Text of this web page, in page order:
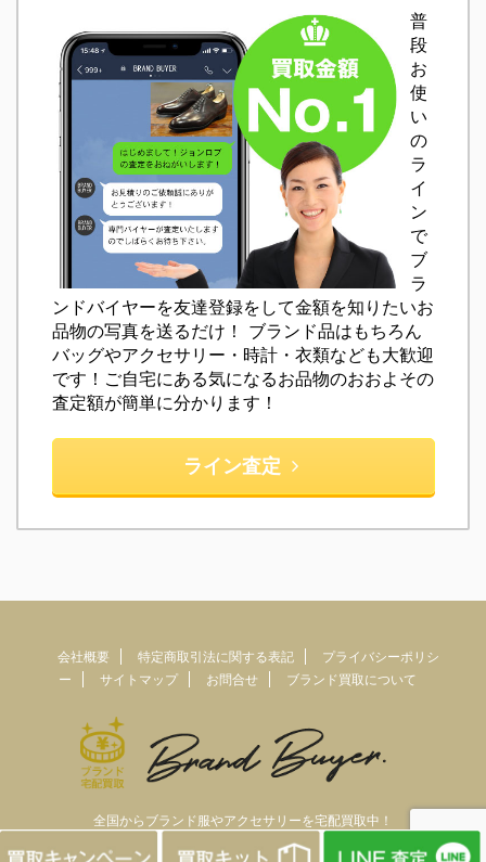
普
段
お
使
い
の
ラ
イ
ン
で
ブ
ラ
ンドバイヤーを友達登録をして金額を知りたいお
品物の写真を送るだけ！ ブランド品はもちろん
バッグやアクセサリー・時計・衣類なども大歓迎
です！ご自宅にある気になるお品物のおおよその
査定額が簡単に分かります！
ライン査定
会社概要 特定商取引法に関する表記
プライバシーポリシ
ー
サイトマップ お問合せ ブランド買取について
全国からブランド服やアクセサリーを宅配買取中！
© 2026 宅配買取専門ブランドバイヤー